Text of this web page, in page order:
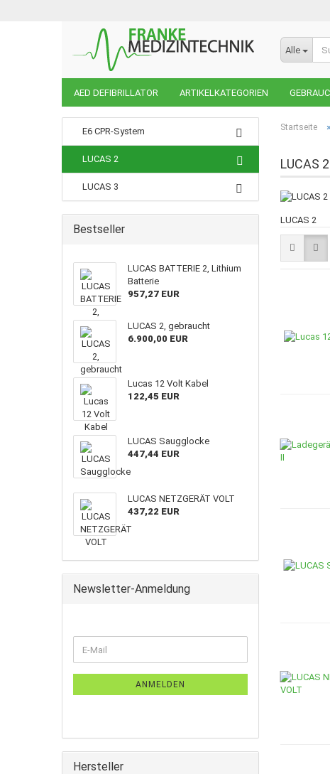
Alle
AED DEFIBRILLATOR ARTIKELKATEGORIEN
STK/ MTK /REP WARTUNG/ BGVA3 WEINMANN
Startseite »
LUCAS 2
LUCAS 2
E6 CPR-System
LUCAS 2
LUCAS 3
Bestseller
LUCAS BATTERIE 2, Lithium
Batterie
957,27 EUR
LUCAS 2, gebraucht
6.900,00 EUR
Lucas 12 Volt Kabel
122,45 EUR
LUCAS Saugglocke
447,44 EUR
LUCAS NETZGERÄT VOLT
437,22 EUR
Newsletter-Anmeldung
ANMELDEN
Hersteller